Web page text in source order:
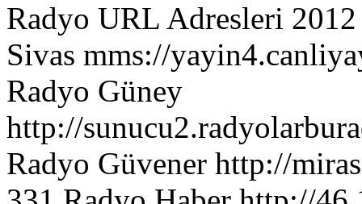
Radyo URL Adresleri
Sivas mms://
Radyo Güney
http://
Radyo Güvener http://